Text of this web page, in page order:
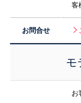
客
お問合せ
モ
お